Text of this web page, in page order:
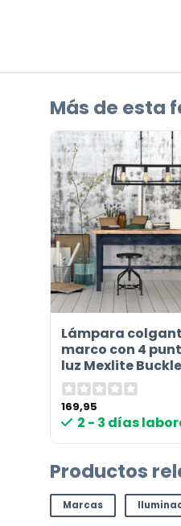
pregunta
el
producto?
(Obligatorio)
Incluido por
Instrucciones
Etiqueta
¿TIENES
Contáctenos.
correo electrónico
Más de esta
Lámpara
marco con 4
luz Mexlite
169,95
2 - 3 días
Productos
Marcas